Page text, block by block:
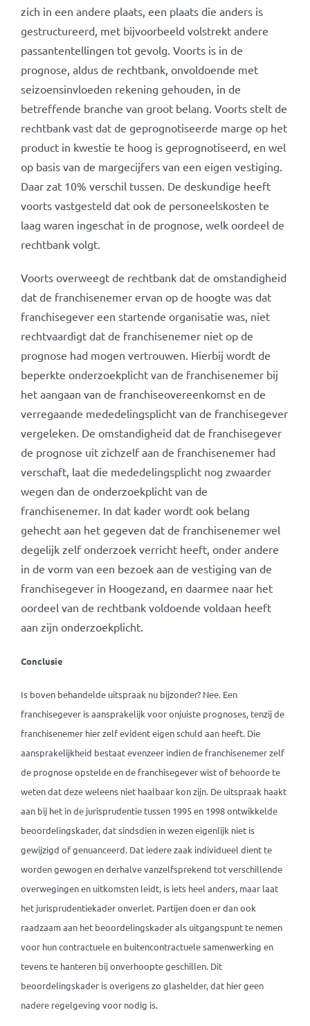
zich in een andere plaats, een plaats die anders is
gestructureerd, met bijvoorbeeld volstrekt andere
passantentellingen tot gevolg. Voorts is in de
prognose, aldus de rechtbank, onvoldoende met
seizoensinvloeden rekening gehouden, in de
betreffende branche van groot belang. Voorts stelt de
rechtbank vast dat de geprognotiseerde marge op het
product in kwestie te hoog is geprognotiseerd, en wel
op basis van de margecijfers van een eigen vestiging.
Daar zat 10% verschil tussen. De deskundige heeft
voorts vastgesteld dat ook de personeelskosten te
laag waren ingeschat in de prognose, welk oordeel de
rechtbank volgt.
Voorts overweegt de rechtbank dat de omstandigheid
dat de franchisenemer ervan op de hoogte was dat
franchisegever een startende organisatie was, niet
rechtvaardigt dat de franchisenemer niet op de
prognose had mogen vertrouwen. Hierbij wordt de
beperkte onderzoekplicht van de franchisenemer bij
het aangaan van de franchiseovereenkomst en de
verregaande mededelingsplicht van de franchisegever
vergeleken. De omstandigheid dat de franchisegever
de prognose uit zichzelf aan de franchisenemer had
verschaft, laat die mededelingsplicht nog zwaarder
wegen dan de onderzoekplicht van de
franchisenemer. In dat kader wordt ook belang
gehecht aan het gegeven dat de franchisenemer wel
degelijk zelf onderzoek verricht heeft, onder andere
in de vorm van een bezoek aan de vestiging van de
franchisegever in Hoogezand, en daarmee naar het
oordeel van de rechtbank voldoende voldaan heeft
aan zijn onderzoekplicht.
Conclusie
Is boven behandelde uitspraak nu bijzonder? Nee. Een
franchisegever is aansprakelijk voor onjuiste prognoses, tenzij de
franchisenemer hier zelf evident eigen schuld aan heeft. Die
aansprakelijkheid bestaat evenzeer indien de franchisenemer zelf
de prognose opstelde en de franchisegever wist of behoorde te
weten dat deze weleens niet haalbaar kon zijn. De uitspraak haakt
aan bij het in de jurisprudentie tussen 1995 en 1998 ontwikkelde
beoordelingskader, dat sindsdien in wezen eigenlijk niet is
gewijzigd of genuanceerd. Dat iedere zaak individueel dient te
worden gewogen en derhalve vanzelfsprekend tot verschillende
overwegingen en uitkomsten leidt, is iets heel anders, maar laat
het jurisprudentiekader onverlet. Partijen doen er dan ook
raadzaam aan het beoordelingskader als uitgangspunt te nemen
voor hun contractuele en buitencontractuele samenwerking en
tevens te hanteren bij onverhoopte geschillen. Dit
beoordelingskader is overigens zo glashelder, dat hier geen
nadere regelgeving voor nodig is.